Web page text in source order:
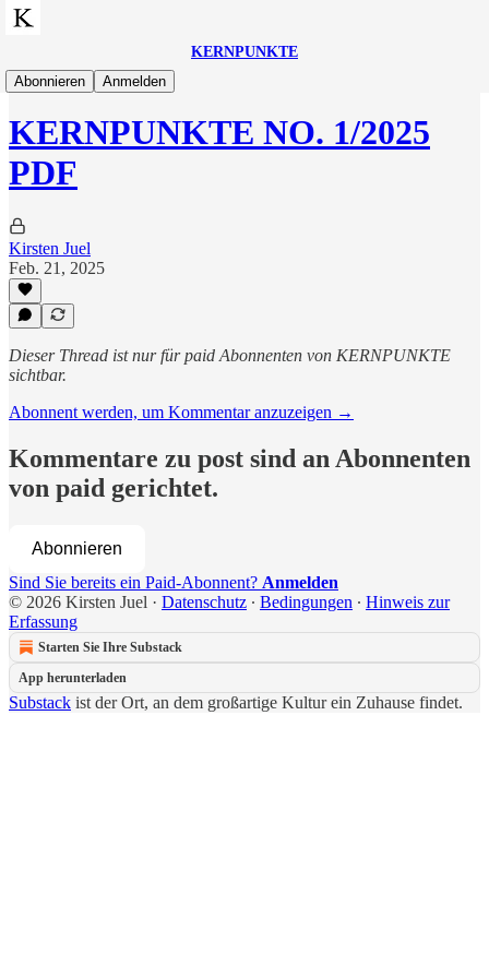
KERNPUNKTE
Abonnieren
Anmelden
Abo
KERNPUNKTE NO. 1/2025
PDF
Kirsten Juel
Feb. 21, 2025
Dieser Thread ist nur für paid Abonnenten von KERNPUNKTE
sichtbar.
Abonnent werden, um Kommentar anzuzeigen →
Kommentare zu post sind an Abonnenten
von paid gerichtet.
Abonnieren
Sind Sie bereits ein Paid-Abonnent? Anmelden
© 2026 Kirsten Juel · Datenschutz ∙ Bedingungen ∙ Hinweis zur
Erfassung
Starten Sie Ihre Substack
App herunterladen
Substack ist der Ort, an dem großartige Kultur ein Zuhause findet.